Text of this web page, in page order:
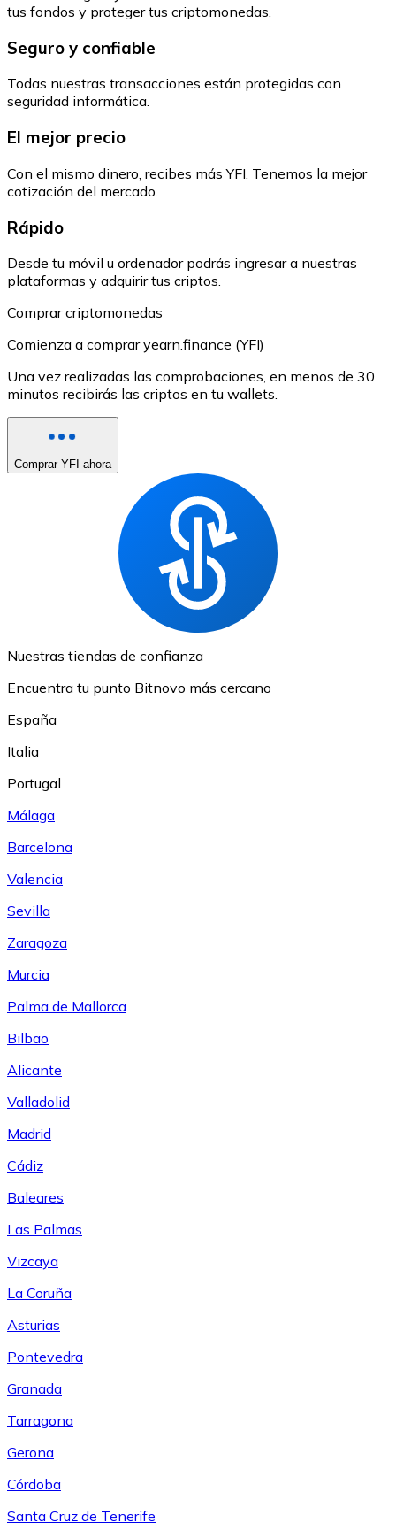
tus fondos y proteger tus criptomonedas.
Seguro y confiable
Todas nuestras transacciones están protegidas con
seguridad informática.
El mejor precio
Con el mismo dinero, recibes más YFI. Tenemos la mejor
cotización del mercado.
Rápido
Desde tu móvil u ordenador podrás ingresar a nuestras
plataformas y adquirir tus criptos.
Comprar criptomonedas
Comienza a comprar yearn.finance (YFI)
Una vez realizadas las comprobaciones, en menos de 30
minutos recibirás las criptos en tu wallets.
Comprar YFI ahora
Nuestras tiendas de confianza
Encuentra tu punto Bitnovo más cercano
España
Italia
Portugal
Málaga
Barcelona
Valencia
Sevilla
Zaragoza
Murcia
Palma de Mallorca
Bilbao
Alicante
Valladolid
Madrid
Cádiz
Baleares
Las Palmas
Vizcaya
La Coruña
Asturias
Pontevedra
Granada
Tarragona
Gerona
Córdoba
Santa Cruz de Tenerife